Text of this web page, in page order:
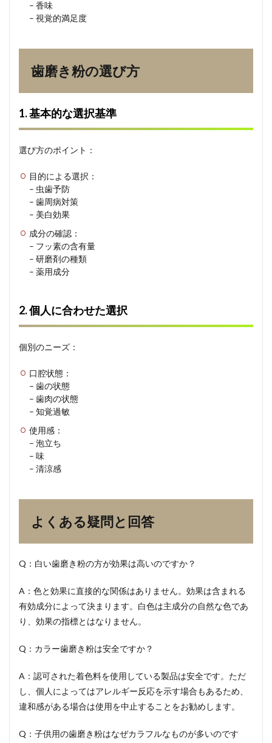
– 香味
– 視覚的満足度
歯磨き粉の選び方
1. 基本的な選択基準
選び方のポイント：
目的による選択：
– 虫歯予防
– 歯周病対策
– 美白効果
成分の確認：
– フッ素の含有量
– 研磨剤の種類
– 薬用成分
2. 個人に合わせた選択
個別のニーズ：
口腔状態：
– 歯の状態
– 歯肉の状態
– 知覚過敏
使用感：
– 泡立ち
– 味
– 清涼感
よくある疑問と回答
Q：白い歯磨き粉の方が効果は高いのですか？
A：色と効果に直接的な関係はありません。効果は含まれる
有効成分によって決まります。白色は主成分の自然な色であ
り、効果の指標とはなりません。
Q：カラー歯磨き粉は安全ですか？
A：認可された着色料を使用している製品は安全です。ただ
し、個人によってはアレルギー反応を示す場合もあるため、
違和感がある場合は使用を中止することをお勧めします。
Q：子供用の歯磨き粉はなぜカラフルなものが多いのです